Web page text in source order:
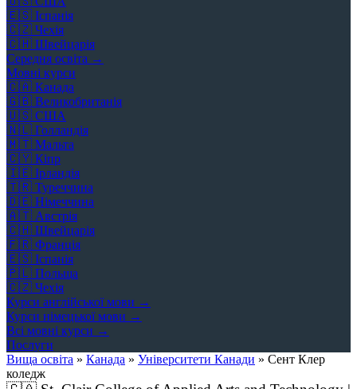
🇪🇸 Іспанія
🇨🇿 Чехія
🇨🇭 Швейцарія
Середня освіта →
Мовні курси
🇨🇦 Канада
🇬🇧 Великобританія
🇺🇸 США
🇳🇱 Голландія
🇲🇹 Мальта
🇨🇾 Кіпр
🇮🇪 Ірландія
🇹🇷 Туреччина
🇩🇪 Німеччина
🇦🇹 Австрія
🇨🇭 Швейцарія
🇫🇷 Франція
🇪🇸 Іспанія
🇵🇱 Польща
🇨🇿 Чехія
Курси англійської мови →
Курси німецької мови →
Всі мовні курси →
Послуги
Вища освіта » Канада » Університети Канади » Сент Клер
коледж